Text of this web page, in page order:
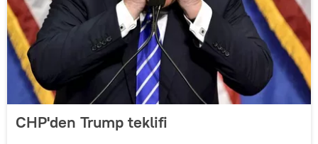
CHP'den Trump teklifi